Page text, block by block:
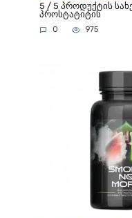
5 / 5 პროდუქტის
პროსტატიტის
0 975